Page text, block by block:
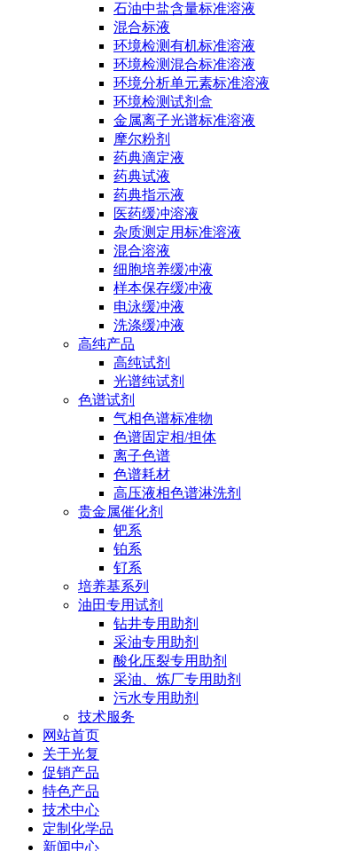
石油中盐含量标准溶液
混合标液
环境检测有机标准溶液
环境检测混合标准溶液
环境分析单元素标准溶液
环境检测试剂盒
金属离子光谱标准溶液
摩尔粉剂
药典滴定液
药典试液
药典指示液
医药缓冲溶液
杂质测定用标准溶液
混合溶液
细胞培养缓冲液
样本保存缓冲液
电泳缓冲液
洗涤缓冲液
高纯产品
高纯试剂
光谱纯试剂
色谱试剂
气相色谱标准物
色谱固定相/担体
离子色谱
色谱耗材
高压液相色谱淋洗剂
贵金属催化剂
钯系
铂系
钌系
培养基系列
油田专用试剂
钻井专用助剂
采油专用助剂
酸化压裂专用助剂
采油、炼厂专用助剂
污水专用助剂
技术服务
网站首页
关于光复
促销产品
特色产品
技术中心
定制化学品
新闻中心